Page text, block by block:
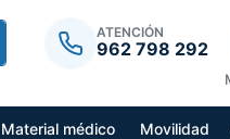
ATENCIÓN
962 798 292
Material médico Movilidad